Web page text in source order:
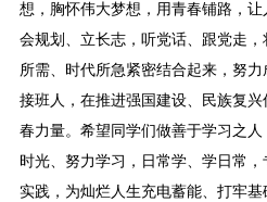
想，胸怀伟大梦想，用青春铺路，让
会规划、立长志，听党话、跟党走
所需、时代所急紧密结合起来，努
接班人，在推进强国建设、民族复
春力量。希望同学们做善于学习之
时光、努力学习，日常学、学日常
实践，为灿烂人生充电蓄能、打牢